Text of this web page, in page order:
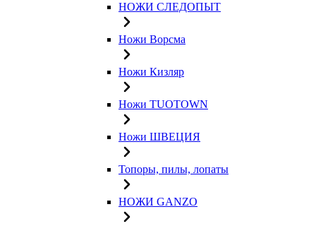
НОЖИ СЛЕДОПЫТ
Ножи Ворсма
Ножи Кизляр
Ножи TUOTOWN
Ножи ШВЕЦИЯ
Топоры, пилы, лопаты
НОЖИ GANZO